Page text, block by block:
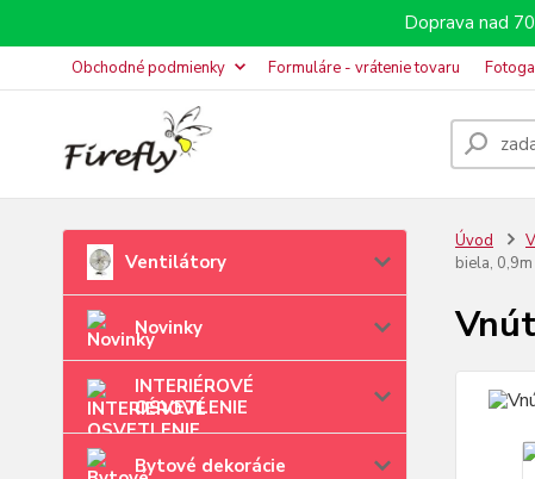
Doprava nad
Obchodné podmienky Formuláre - vrátenie tovaru
Ventilátory
Novinky
INTERIÉROVÉ
OSVETLENIE
Bytové dekorácie
Úvod
biela,